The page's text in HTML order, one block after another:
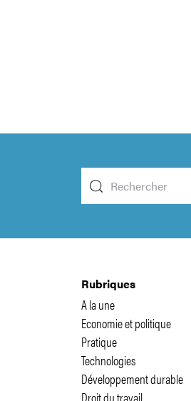
Rubriques
A la une
Economie et politique
Pratique
Technologies
Développement durable
Droit du travail